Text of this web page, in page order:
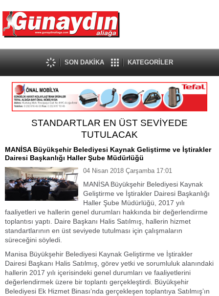
SON DAKİKA KATEGORİLER
STANDARTLAR EN ÜST SEVİYEDE
TUTULACAK
MANİSA Büyükşehir Belediyesi Kaynak Geliştirme ve İştirakler
Dairesi Başkanlığı Haller Şube Müdürlüğü
04 Nisan 2018 Çarşamba 17:01
MANİSA Büyükşehir Belediyesi Kaynak
Geliştirme ve İştirakler Dairesi Başkanlığı
Haller Şube Müdürlüğü, 2017 yılı
faaliyetleri ve hallerin genel durumları hakkında bir değerlendirme
toplantısı yaptı. Daire Başkanı Halis Satılmış, hallerin hizmet
standartlarının en üst seviyede tutulması için çalışmaların
süreceğini söyledi.
Manisa Büyükşehir Belediyesi Kaynak Geliştirme ve İştirakler
Dairesi Başkanı Halis Satılmış, görev yetki ve sorumluluk alanındaki
hallerin 2017 yılı içerisindeki genel durumları ve faaliyetlerini
değerlendirmek üzere bir toplantı gerçekleştirdi. Büyükşehir
Belediyesi Ek Hizmet Binası’nda gerçekleşen toplantıya Satılmış’ın